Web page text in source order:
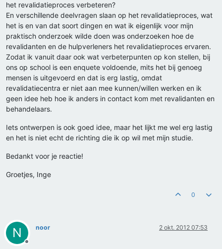
het revalidatieproces verbeteren?
En verschillende deelvragen slaan op het revalidatieproces, wat
het is en van dat soort dingen en wat ik eigenlijk voor mijn
praktisch onderzoek wilde doen was onderzoeken hoe de
revalidanten en de hulpverleners het revalidatieproces ervaren.
Zodat ik vanuit daar ook wat verbeterpunten op kon stellen, bij
ons op school is een enquete voldoende, mits het bij genoeg
mensen is uitgevoerd en dat is erg lastig, omdat
revalidatiecentra er niet aan mee kunnen/willen werken en ik
geen idee heb hoe ik anders in contact kom met revalidanten en
behandelaars.
Iets ontwerpen is ook goed idee, maar het lijkt me wel erg lastig
en het is niet echt de richting die ik op wil met mijn studie.
Bedankt voor je reactie!
Groetjes, Inge
0
N
Offline
noor 2 okt. 2012 07:53